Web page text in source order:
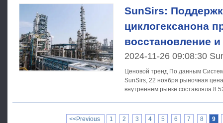
SunSirs:
циклогексанона
восстановление
2024-11-26 09:08:30
Ценовой тренд По данным Системы анализа товарных рынков
SunSirs, 22 ноября рыночная
внутреннем рынке составляла 8
<<Previous 1 2 3 4 5 6 7 8 9